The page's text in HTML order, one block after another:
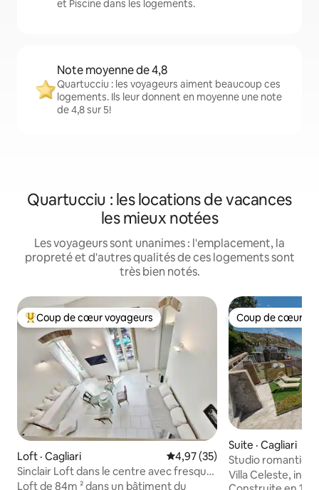
et Piscine dans les logements.
Note moyenne de 4,8
Quartucciu : les voyageurs aiment beaucoup ces
logements. Ils leur donnent en moyenne une note
de 4,8 sur 5!
Quartucciu : les locations de vacances
les mieux notées
Les voyageurs sont unanimes : l'emplacement, la
propreté et d'autres qualités de ces logements sont
très bien notés.
Coup de cœur voyageurs parmi les plus aimés
Coup de cœur voyageurs
Loft · Cagliari Note moyenne de 4,97 sur 5,
4,97 (35)
Sinclair Loft dans le centre avec fresque
romantique
Loft de 84m ² dans un bâtiment du
Coup de cœur
Coup de cœur
Suite · Cagliari
Studio
Sardaigne
Villa Celeste,